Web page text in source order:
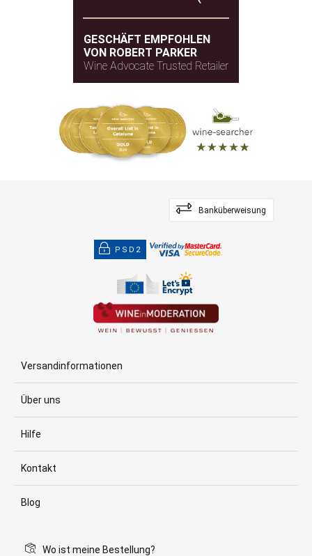
GESCHÄFT EMPFOHLEN
VON ROBERT PARKER
Wine Advocate Trusted Retailer
Banküberweisung
PSD2
Versandinformationen
Über uns
Hilfe
Kontakt
Blog
Wo ist meine Bestellung?